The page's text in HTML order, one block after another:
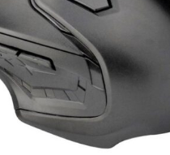
برای بزرگنمایی کلیک کنید